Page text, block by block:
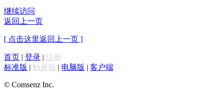
继续访问
返回上一页
[ 点击这里返回上一页 ]
首页 | 登录 | 注册
标准版 | 触屏版 | 电脑版 | 客户端
© Comsenz Inc.